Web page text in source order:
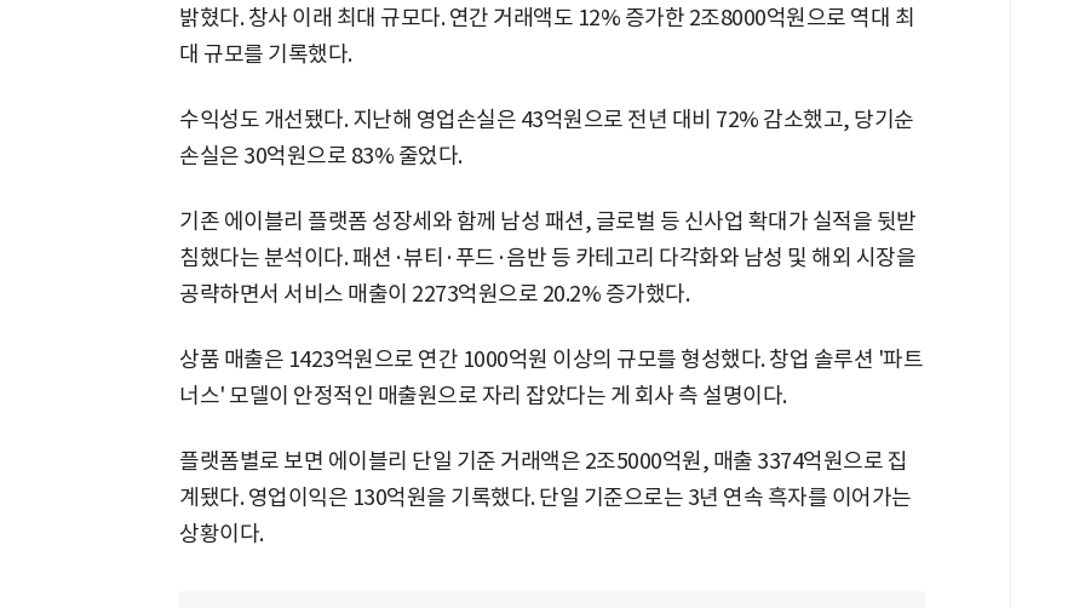
밝혔다. 창사 이래 최대 규모다. 연간 거래액도 12% 증가한 2조8000억원으로 역대 최
대 규모를 기록했다.
수익성도 개선됐다. 지난해 영업손실은 43억원으로 전년 대비 72% 감소했고, 당기순
손실은 30억원으로 83% 줄었다.
기존 에이블리 플랫폼 성장세와 함께 남성 패션, 글로벌 등 신사업 확대가 실적을 뒷받
침했다는 분석이다. 패션·뷰티·푸드·음반 등 카테고리 다각화와 남성 및 해외 시장을
공략하면서 서비스 매출이 2273억원으로 20.2% 증가했다.
상품 매출은 1423억원으로 연간 1000억원 이상의 규모를 형성했다. 창업 솔루션 '파트
너스' 모델이 안정적인 매출원으로 자리 잡았다는 게 회사 측 설명이다.
플랫폼별로 보면 에이블리 단일 기준 거래액은 2조5000억원, 매출 3374억원으로 집
계됐다. 영업이익은 130억원을 기록했다. 단일 기준으로는 3년 연속 흑자를 이어가는
상황이다.